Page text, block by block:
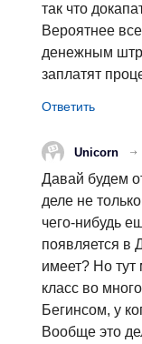
так что
Вероятнее
денежным
заплатят
Unicorn
Давай будем
деле не
чего-нибудь
появляется в
имеет? Но
класс во
Бегинсом, у
Вообще это